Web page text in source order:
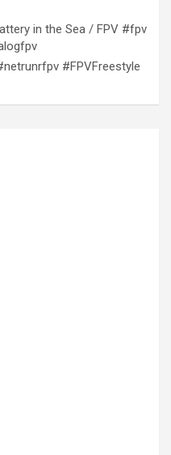
in the Sea / FPV #fpv
#FPVFreestyle